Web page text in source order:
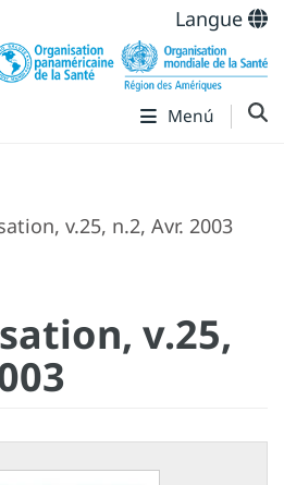
Langue
Menú
v.25, n.2, Avr. 2003
v.25,